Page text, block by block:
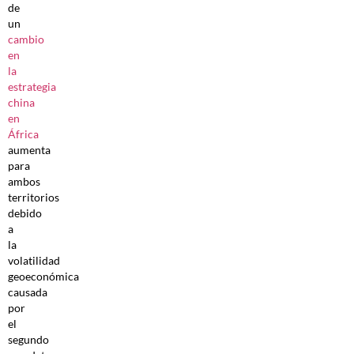
de
un
cambio
en
la
estrategia
china
en
África
aumenta
para
ambos
territorios
debido
a
la
volatilidad
geoeconómica
causada
por
el
segundo